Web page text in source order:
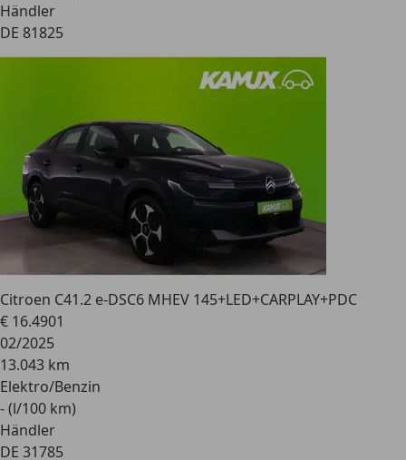
Händler
DE 81825
Citroen C41.2 e-DSC6 MHEV 145+LED+CARPLAY+PDC
€ 16.4901
02/2025
13.043 km
Elektro/Benzin
- (l/100 km)
Händler
DE 31785